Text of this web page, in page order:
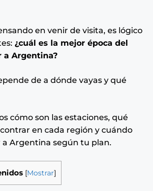
en venir de visita, es lógico
¿cuál es la mejor época del
a Argentina?
de a dónde vayas y qué
cómo son las estaciones, qué
en cada región y cuándo
a Argentina según tu plan.
[Mostrar]